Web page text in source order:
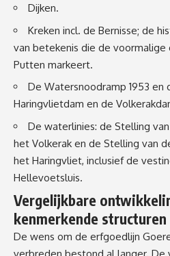
Dijken.
Kreken incl. de Bernisse; de
van betekenis die de voormalige
Putten markeert.
De Watersnoodramp 1953 en
Haringvlietdam en de
De waterlinies: de Stelling
het Volkerak en de Stelling van
het Haringvliet, inclusief de
Hellevoetsluis.
Vergelijkbare
kenmerkende structuren
De wens om de erfgoedlijn